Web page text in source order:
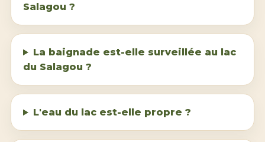
Salagou ?
La baignade est-elle surveillée au lac
du Salagou ?
L'eau du lac est-elle propre ?